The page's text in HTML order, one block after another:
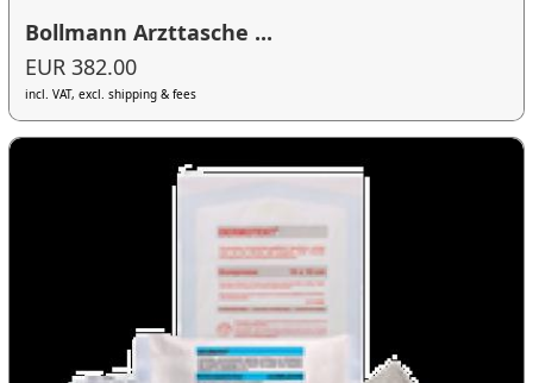
Bollmann Arzttasche ...
EUR 382.00
incl. VAT, excl. shipping & fees